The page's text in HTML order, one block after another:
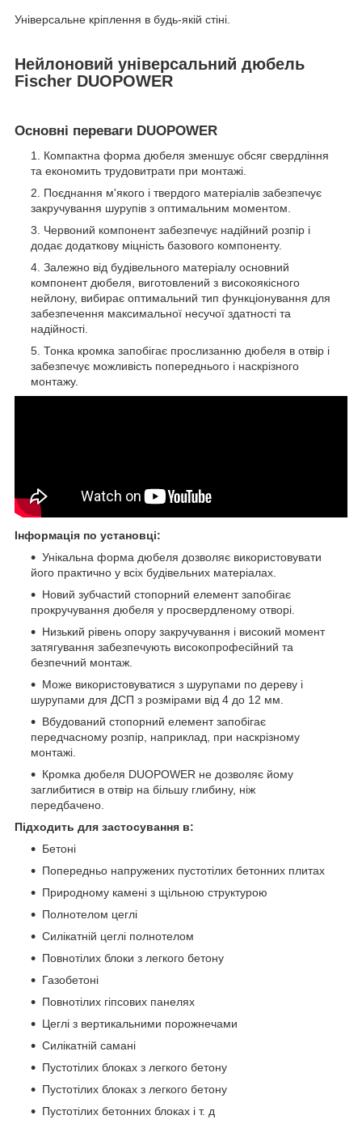
Універсальне кріплення в будь-якій стіні.
Нейлоновий універсальний дюбель
Fischer DUOPOWER
Основні переваги DUOPOWER
Компактна форма дюбеля зменшує обсяг свердління
та економить трудовитрати при монтажі.
Поєднання м'якого і твердого матеріалів забезпечує
закручування шурупів з оптимальним моментом.
Червоний компонент забезпечує надійний розпір і
додає додаткову міцність базового компоненту.
Залежно від будівельного матеріалу основний
компонент дюбеля, виготовлений з високоякісного
нейлону, вибирає оптимальний тип функціонування для
забезпечення максимальної несучої здатності та
надійності.
Тонка кромка запобігає прослизанню дюбеля в отвір і
забезпечує можливість попереднього і наскрізного
монтажу.
Інформація по установці:
Унікальна форма дюбеля дозволяє використовувати
його практично у всіх будівельних матеріалах.
Новий зубчастий стопорний елемент запобігає
прокручування дюбеля у просвердленому отворі.
Низький рівень опору закручування і високий момент
затягування забезпечують високопрофесійний та
безпечний монтаж.
Може використовуватися з шурупами по дереву і
шурупами для ДСП з розмірами від 4 до 12 мм.
Вбудований стопорний елемент запобігає
передчасному розпір, наприклад, при наскрізному
монтажі.
Кромка дюбеля DUOPOWER не дозволяє йому
заглибитися в отвір на більшу глибину, ніж
передбачено.
Підходить для застосування в:
Бетоні
Попередньо напружених пустотілих бетонних плитах
Природному камені з щільною структурою
Полнотелом цеглі
Силікатній цеглі полнотелом
Повнотілих блоки з легкого бетону
Газобетоні
Повнотілих гіпсових панелях
Цеглі з вертикальними порожнечами
Силікатній самані
Пустотілих блоках з легкого бетону
Пустотілих блоках з легкого бетону
Пустотілих бетонних блоках і т. д